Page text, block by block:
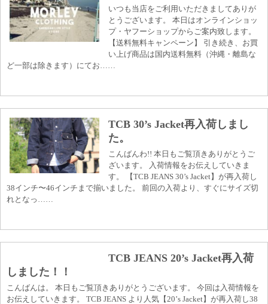
いつも当店をご利用いただきましてありが
とうございます。 本日はオンラインショッ
プ・ヤフーショップからご案内致します。
【送料無料キャンペーン】 引き続き、お買
い上げ商品は国内送料無料（沖縄・離島な
ど一部は除きます）にてお……
TCB 30’s Jacket再入荷しまし
た。
こんばんわ!! 本日もご覧頂きありがとうご
ざいます。 入荷情報をお伝えしていきま
す。 【TCB JEANS 30’s Jacket】が再入荷し
38インチ〜46インチまで揃いました。 前回の入荷より、すぐにサイズ切
れとなっ……
TCB JEANS 20’s Jacket再入荷
しました！！
こんばんは。 本日もご覧頂きありがとうございます。 今回は入荷情報を
お伝えしていきます。 TCB JEANS より人気【20’s Jacket】が再入荷し38